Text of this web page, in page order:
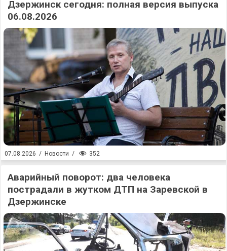
Дзержинск сегодня: полная версия выпуска
06.08.2026
07.08.2026 / Новости / 352
Аварийный поворот: два человека
пострадали в жутком ДТП на Заревской в
Дзержинске